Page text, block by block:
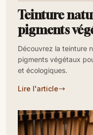
Teinture
pigments
votre
Découvrez la teinture
pigments végétaux
et écologiques.
Lire l'article